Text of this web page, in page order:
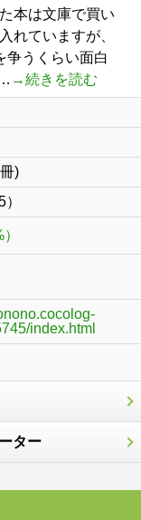
本は文庫で買い
れていますが、
争うくらい面白
→続きを読む
)
index.html
ター